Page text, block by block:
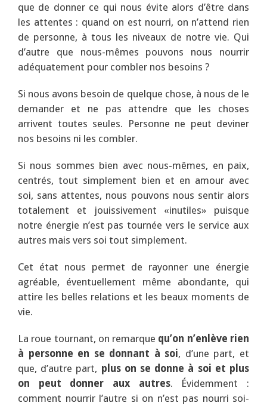
que de donner ce qui nous évite alors d’être dans
les attentes : quand on est nourri, on n’attend rien
de personne, à tous les niveaux de notre vie. Qui
d’autre que nous-mêmes pouvons nous nourrir
adéquatement pour combler nos besoins ?
Si nous avons besoin de quelque chose, à nous de le
demander et ne pas attendre que les choses
arrivent toutes seules. Personne ne peut deviner
nos besoins ni les combler.
Si nous sommes bien avec nous-mêmes, en paix,
centrés, tout simplement bien et en amour avec
soi, sans attentes, nous pouvons nous sentir alors
totalement et jouissivement «inutiles» puisque
notre énergie n’est pas tournée vers le service aux
autres mais vers soi tout simplement.
Cet état nous permet de rayonner une énergie
agréable, éventuellement même abondante, qui
attire les belles relations et les beaux moments de
vie.
La roue tournant, on remarque qu’on n’enlève rien
à personne en se donnant à soi, d’une part, et
que, d’autre part, plus on se donne à soi et plus
on peut donner aux autres. Évidemment :
comment nourrir l’autre si on n’est pas nourri soi-